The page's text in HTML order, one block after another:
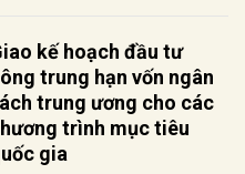
kế hoạch đầu tư
trung hạn vốn ngân
trung ương cho các
trình mục tiêu
gia